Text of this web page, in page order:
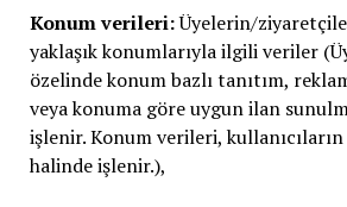
Konum verileri:Üyelerin/
yaklaşık konumlarıyla ilgili veriler
özelinde konum bazlı tanıtım,
veya konuma göre uygun ilan
işlenir. Konum verileri,
halinde işlenir.),